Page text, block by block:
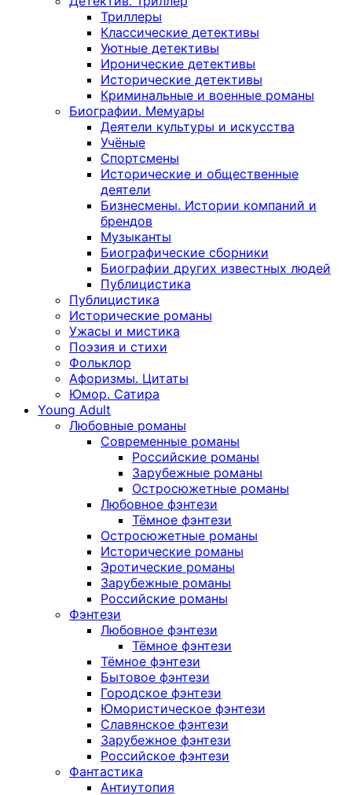
Триллеры
Классические детективы
Уютные детективы
Иронические детективы
Исторические детективы
Криминальные и военные романы
Биографии. Мемуары
Деятели культуры и искусства
Учёные
Спортсмены
Исторические и общественные
деятели
Бизнесмены. Истории компаний и
брендов
Музыканты
Биографические сборники
Биографии других известных людей
Публицистика
Публицистика
Исторические романы
Ужасы и мистика
Поэзия и стихи
Фольклор
Афоризмы. Цитаты
Юмор. Сатира
Young Adult
Любовные романы
Современные романы
Российские романы
Зарубежные романы
Остросюжетные романы
Любовное фэнтези
Тёмное фэнтези
Остросюжетные романы
Исторические романы
Эротические романы
Зарубежные романы
Российские романы
Фэнтези
Любовное фэнтези
Тёмное фэнтези
Тёмное фэнтези
Бытовое фэнтези
Городское фэнтези
Юмористическое фэнтези
Славянское фэнтези
Зарубежное фэнтези
Российское фэнтези
Фантастика
Антиутопия